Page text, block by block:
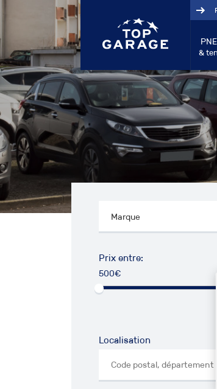
&
Prix entre:
500€
Localisation